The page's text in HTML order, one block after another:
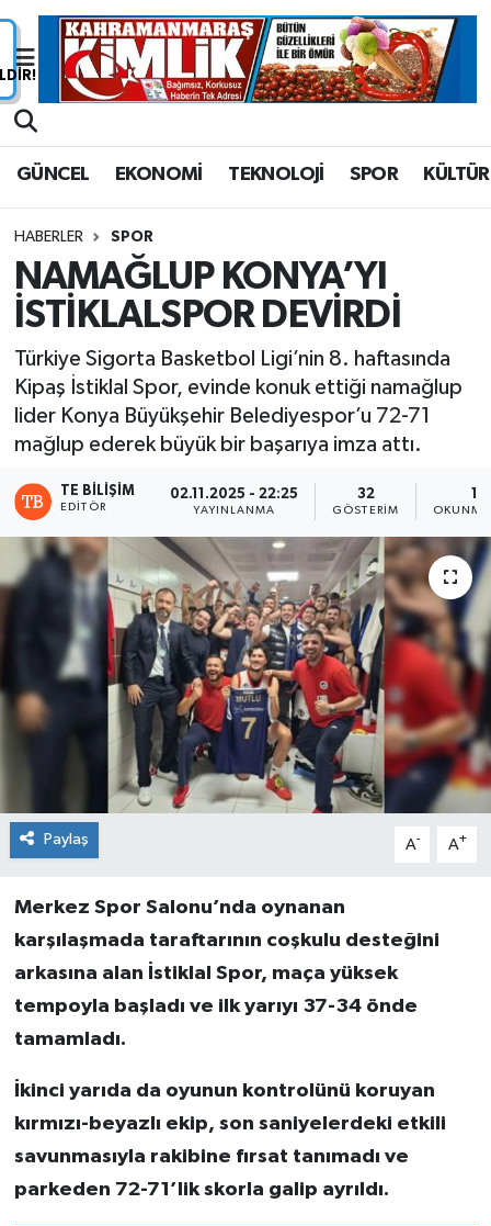
GÜNCEL EKONOMİ TEKNOLOJİ SPOR KÜLTÜR
HABERLER SPOR
NAMAĞLUP KONYA’YI
İSTİKLALSPOR DEVİRDİ
Türkiye Sigorta Basketbol Ligi’nin 8. haftasında
Kipaş İstiklal Spor, evinde konuk ettiği namağlup
lider Konya Büyükşehir Belediyespor’u 72-71
mağlup ederek büyük bir başarıya imza attı.
TE BILIŞIM
EDITÖR
02.11.2025 - 22:25
YAYINLANMA
32
GÖSTERIM
1
Paylaş A- A+
Merkez Spor Salonu’nda oynanan
karşılaşmada taraftarının coşkulu desteğini
arkasına alan İstiklal Spor, maça yüksek
tempoyla başladı ve ilk yarıyı 37-34 önde
tamamladı.
İkinci yarıda da oyunun kontrolünü koruyan
kırmızı-beyazlı ekip, son saniyelerdeki etkili
savunmasıyla rakibine fırsat tanımadı ve
parkeden 72-71’lik skorla galip ayrıldı.
Nöbetçi Eczaneler
Trafik Durumu
Süper Lig Puan Durumu ve Fikstür
Tüm Manşetler
Son Dakika Haberleri